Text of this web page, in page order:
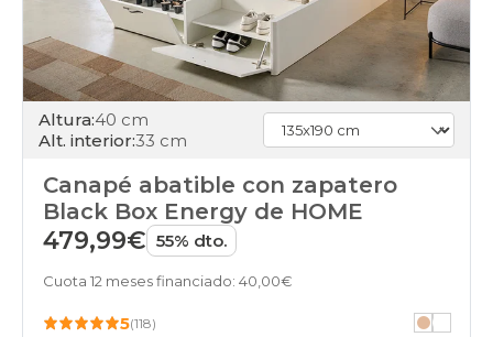
Altura:40 cm
Alt. interior:33 cm
Canapé abatible con zapatero
Black Box Energy de HOME
479,99€ 55% dto.
Cuota 12 meses financiado: 40,00€
5(118)